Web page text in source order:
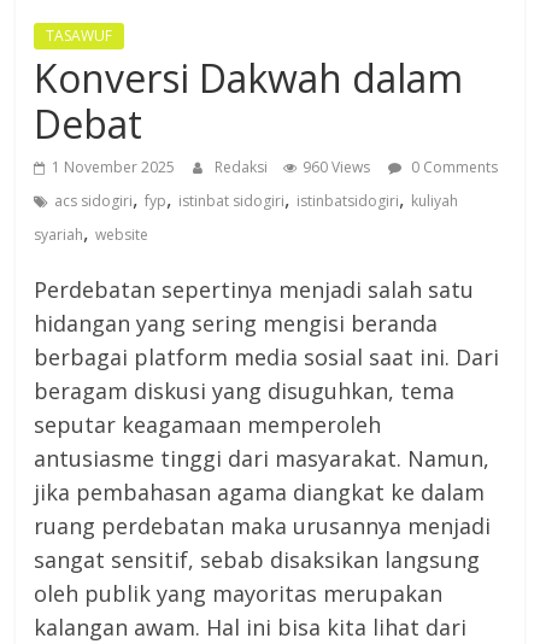
TASAWUF
Konversi Dakwah dalam
Debat
1 November 2025 Redaksi 960 Views
0 Comments
acs sidogiri,fyp, istinbat sidogiri, istinbatsidogiri, kuliyah
syariah,website
Perdebatan sepertinya menjadi salah satu
hidangan yang sering mengisi beranda
berbagai platform media sosial saat ini. Dari
beragam diskusi yang disuguhkan, tema
seputar keagamaan memperoleh
antusiasme tinggi dari masyarakat. Namun,
jika pembahasan agama diangkat ke dalam
ruang perdebatan maka urusannya menjadi
sangat sensitif, sebab disaksikan langsung
oleh publik yang mayoritas merupakan
kalangan awam. Hal ini bisa kita lihat dari